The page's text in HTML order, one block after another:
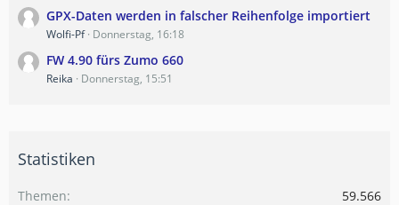
GPX-Daten werden in falscher Reihenfolge importiert
Wolfi-Pf Donnerstag, 16:18
FW 4.90 fürs Zumo 660
Reika Donnerstag, 15:51
Statistiken
Themen
59.566